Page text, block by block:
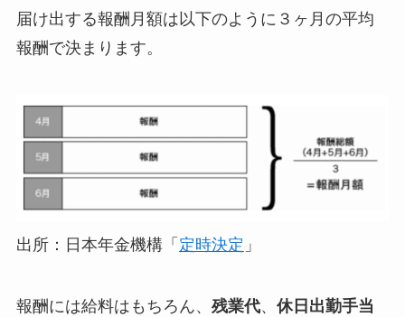
届け出する報酬月額は以下のように３ヶ月の平均
報酬で決まります。
出所：日本年金機構「 定時決定 」
報酬には給料はもちろん、 残業代、 休日出勤手当